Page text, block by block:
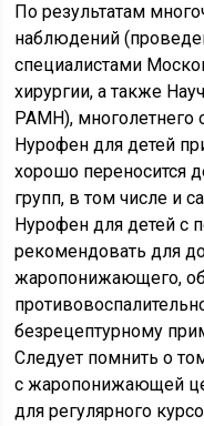
По результатам
наблюдений
специалистами
хирургии, а также
РАМН), многолетнего
Нурофен для детей
хорошо переносится
групп, в том числе и
Нурофен для детей
рекомендовать для
жаропонижающего,
безрецептурному
Следует помнить о
с жаропонижающей
для регулярного